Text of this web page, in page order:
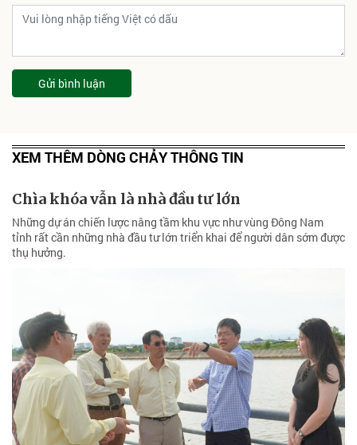
Gửi bình luận
XEM THÊM DÒNG CHẢY THÔNG TIN
Chìa khóa vẫn là nhà đầu tư lớn
Những dự án chiến lược nâng tầm khu vực như vùng Đông Nam
tỉnh rất cần những nhà đầu tư lớn triển khai để người dân sớm được
thụ hưởng.